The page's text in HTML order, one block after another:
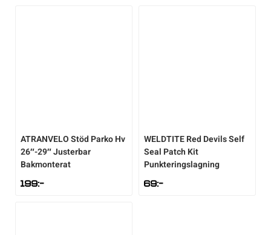
ATRANVELOStöd Parko Hv
26″-29″ Justerbar
Bakmonterat
199:-
WELDTITERed Devils Self
Seal Patch Kit
Punkteringslagning
69:-